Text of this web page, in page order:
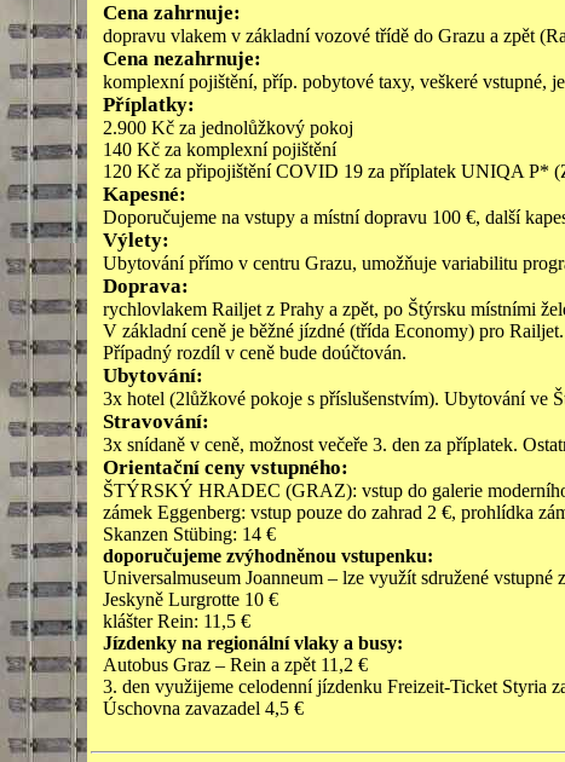
Cena zahrnuje:
dopravu vlakem v základní vozové třídě do Grazu a zpět
Cena nezahrnuje:
komplexní pojištění, příp. pobytové taxy, veškeré vstupné,
Příplatky:
2.900 Kč za jednolůžkový pokoj
140 Kč za komplexní pojištění
120 Kč za připojištění COVID 19 za příplatek UNIQA P*
Kapesné:
Doporučujeme na vstupy a místní dopravu 100 €, další
Výlety:
Ubytování přímo v centru Grazu, umožňuje variabilitu
Doprava:
rychlovlakem Railjet z Prahy a zpět, po Štýrsku místními
V základní ceně je běžné jízdné (třída Economy) pro
Případný rozdíl v ceně bude doúčtován.
Ubytování:
3x hotel (2lůžkové pokoje s příslušenstvím). Ubytování ve
Stravování:
3x snídaně v ceně, možnost večeře 3. den za příplatek.
Orientační ceny vstupného:
ŠTÝRSKÝ HRADEC (GRAZ): vstup do galerie
zámek Eggenberg: vstup pouze do zahrad 2 €, prohlídka
Skanzen Stübing: 14 €
doporučujeme zvýhodněnou vstupenku:
Universalmuseum Joanneum – lze využít sdružené vstupné
Jeskyně Lurgrotte 10 €
klášter Rein: 11,5 €
Jízdenky na regionální vlaky a busy:
Autobus Graz – Rein a zpět 11,2 €
3. den využijeme celodenní jízdenku Freizeit-Ticket Styria
Úschovna zavazadel 4,5 €